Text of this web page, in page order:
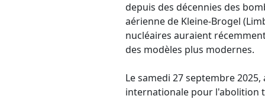
depuis des décennies des
aérienne de Kleine-Brogel
nucléaires auraient
des modèles plus modernes.
Le samedi 27 septembre
internationale pour l'abolition